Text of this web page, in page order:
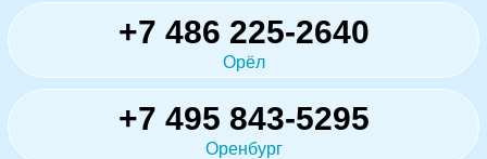
+7 486 225-2640
Орёл
+7 495 843-5295
Оренбург